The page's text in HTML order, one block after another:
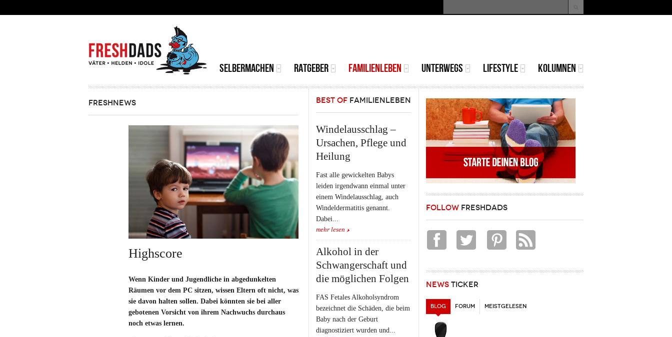
Suchformular
MAINMENU
SELBERMACHEN RATGEBER FAMILIENLEBEN UNTERWEGS LIFESTYLE KOLUMNEN
FRESHNEWS
Highscore
Wenn Kinder und Jugendliche in abgedunkelten
Räumen vor dem PC sitzen, wissen Eltern oft nicht, was
sie davon halten sollen. Dabei könnten sie bei aller
gebotenen Vorsicht von ihrem Nachwuchs durchaus
noch etwas lernen.
BEST OF FAMILIENLEBEN
Windelausschlag –
Ursachen, Pflege und
Heilung
Fast alle gewickelten Babys
leiden irgendwann einmal unter
einem Windelausschlag, auch
Windeldermatitis genannt.
Dabei...
mehr lesen
Alkohol in der
Schwangerschaft und
die möglichen Folgen
FAS Fetales Alkoholsyndrom
bezeichnet die Schäden, die beim
Baby nach der Geburt
diagnostiziert wurden und...
FOLLOW FRESHDADS
NEWS TICKER
BLOG (AKTIVER REITER)
FORUM MEISTGELESEN